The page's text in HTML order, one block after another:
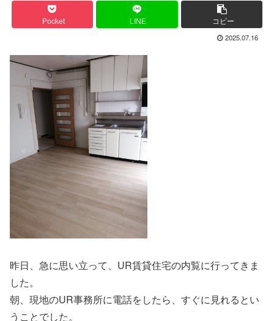
Pocket LINE コピー
2025.07.16
昨日、急に思い立って、UR賃貸住宅の内覧に行ってきま
した。
朝、現地のUR事務所に電話をしたら、すぐに見れるとい
うことでした。